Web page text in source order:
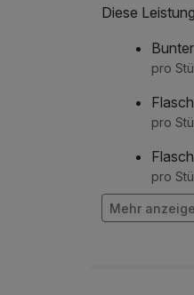
Diese
pro
pro
pro
Mehr